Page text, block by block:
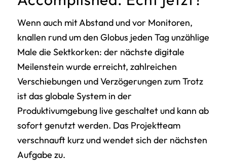
Wenn auch mit Abstand und vor Monitoren,
knallen rund um den Globus jeden Tag unzählige
Male die Sektkorken: der nächste digitale
Meilenstein wurde erreicht, zahlreichen
Verschiebungen und Verzögerungen zum Trotz
ist das globale System in der
Produktivumgebung live geschaltet und kann ab
sofort genutzt werden. Das Projektteam
verschnauft kurz und wendet sich der nächsten
Aufgabe zu.